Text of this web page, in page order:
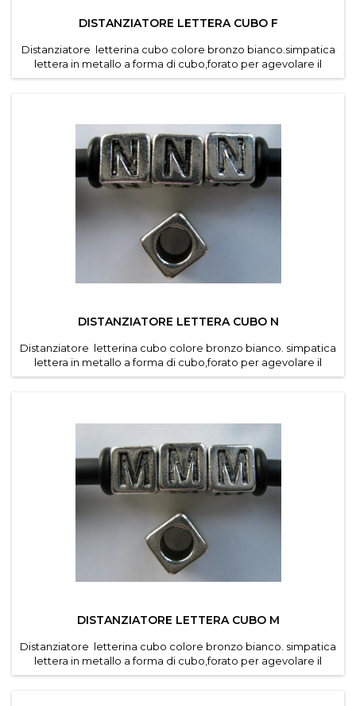
DISTANZIATORE LETTERA CUBO F
Distanziatore letterina cubo colore bronzo bianco.simpatica
lettera in metallo a forma di cubo,forato per agevolare il
passaggio di cordino e caucciu forato dei
DISTANZIATORE LETTERA CUBO N
Distanziatore letterina cubo colore bronzo bianco. simpatica
lettera in metallo a forma di cubo,forato per agevolare il
passaggio di cordino e caucciu forato dei
DISTANZIATORE LETTERA CUBO M
Distanziatore letterina cubo colore bronzo bianco. simpatica
lettera in metallo a forma di cubo,forato per agevolare il
passaggio di cordino e caucciu forato dei